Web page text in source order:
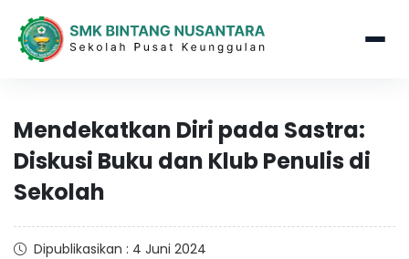
Mendekatkan Diri pada Sastra:
Diskusi Buku dan Klub Penulis di
Sekolah
Dipublikasikan : 4 Juni 2024